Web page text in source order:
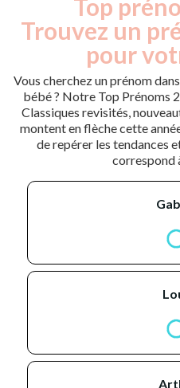
Top
Trouvez un
pour
Vous cherchez un prénom
bébé ? Notre Top Prénoms
Classiques revisités,
montent en flèche cette
de repérer les tendances
correspond